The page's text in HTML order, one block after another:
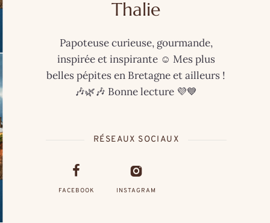
Thalie
Papoteuse curieuse, gourmande,
inspirée et inspirante ☺️ Mes plus
belles pépites en Bretagne et ailleurs !
🎶🌿🎶 Bonne lecture 💜💙
RÉSEAUX SOCIAUX
FACEBOOK INSTAGRAM